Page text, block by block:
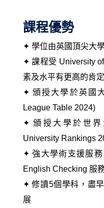
課程優勢
✦ 學位由英國頂尖大
✦ 課程受 University
素及水平有更高的肯
✦ 頒授大學於英國
League Table 2024)
✦ 頒授大學於世界
University Rankings
✦ 強大學術支援服務
English Checking 服
✦ 修讀5個學科，盡
展